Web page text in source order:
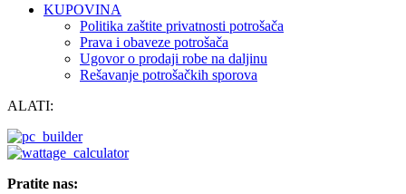
KUPOVINA
Politika zaštite privatnosti potrošača
Prava i obaveze potrošača
Ugovor o prodaji robe na daljinu
Rešavanje potrošačkih sporova
ALATI:
Pratite nas: